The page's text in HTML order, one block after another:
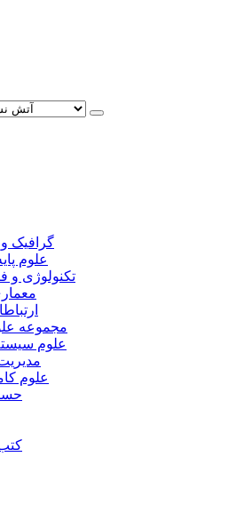
گرافیک
علوم
تکنولوژی و
مجموعه
علوم
علوم